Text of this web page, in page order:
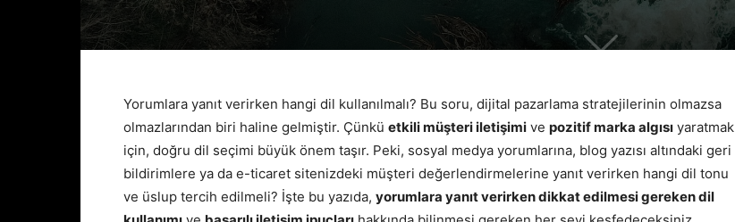
Yorumlara yanıt verirken hangi dil kullanılmalı? Bu soru, dijital pazarlama stratejilerinin olmazsa
olmazlarından biri haline gelmiştir. Çünkü etkili müşteri iletişimi ve pozitif marka algısı yaratmak
için, doğru dil seçimi büyük önem taşır. Peki, sosyal medya yorumlarına, blog yazısı altındaki geri
bildirimlere ya da e-ticaret sitenizdeki müşteri değerlendirmelerine yanıt verirken hangi dil tonu
ve üslup tercih edilmeli? İşte bu yazıda, yorumlara yanıt verirken dikkat edilmesi gereken dil